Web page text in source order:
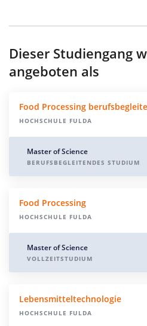
Dieser Studiengang
angeboten als
Food Processing
HOCHSCHULE FULDA
Master of Science
BERUFSBEGLEITENDES STUDIUM
Food Processing
HOCHSCHULE FULDA
Master of Science
VOLLZEITSTUDIUM
Lebensmitteltechnologie
HOCHSCHULE FULDA